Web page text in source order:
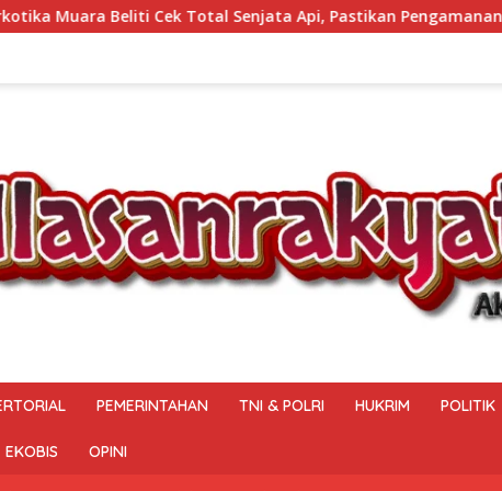
Senjata Api, Pastikan Pengamanan Selalu Siaga 24 Jam
PEMERINTAHAN TNI & POLRI HUKRIM POLITIK
EKOBIS OPINI